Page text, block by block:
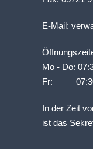
E-Mail:
Mo - Do:
Fr: 07:30
In der Zeit
ist das